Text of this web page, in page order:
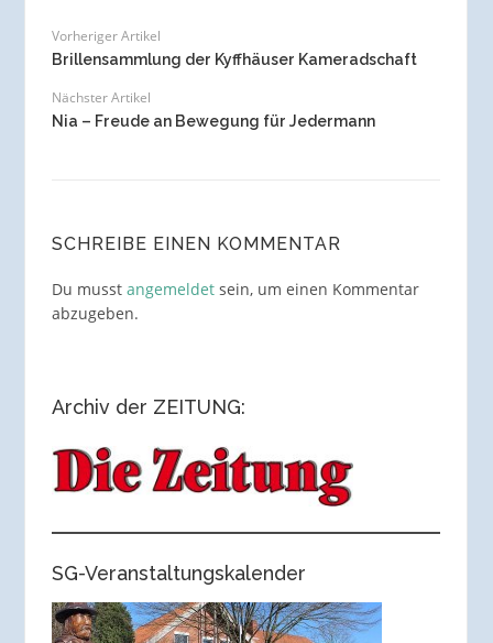
Vorheriger Artikel
Brillensammlung der Kyffhäuser Kameradschaft
Nächster Artikel
Nia – Freude an Bewegung für Jedermann
SCHREIBE EINEN KOMMENTAR
Du musst angemeldetsein, um einen Kommentar
abzugeben.
Archiv der ZEITUNG:
SG-Veranstaltungskalender